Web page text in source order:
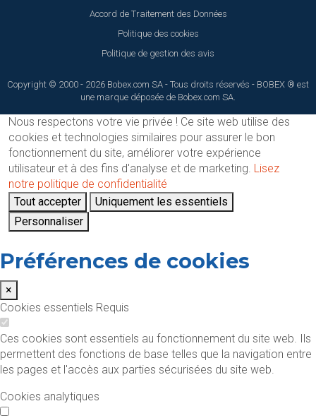
Accord de Traitement des Données
Politique des cookies
Politique de gestion des avis
Copyright © 2000 - 2026 Bobex.com SA - Tous droits réservés - BOBEX ® est
une marque déposée de Bobex.com SA.
Nous respectons votre vie privée ! Ce site web utilise des
cookies et technologies similaires pour assurer le bon
fonctionnement du site, améliorer votre expérience
utilisateur et à des fins d'analyse et de marketing. Lisez
notre politique de confidentialité
Tout accepter
Uniquement les essentiels
Personnaliser
Préférences de cookies
×
Cookies essentiels Requis
Ces cookies sont essentiels au fonctionnement du site web. Ils
permettent des fonctions de base telles que la navigation entre
les pages et l'accès aux parties sécurisées du site web.
Cookies analytiques